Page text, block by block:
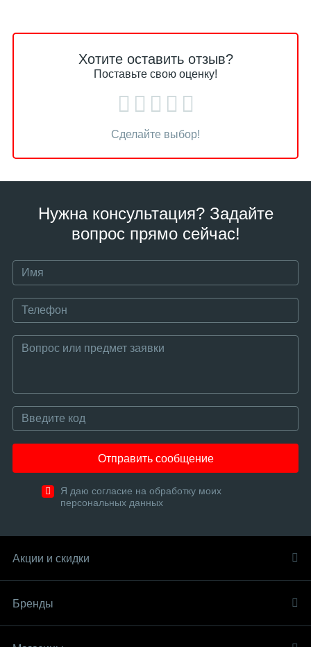
Хотите оставить отзыв?
Поставьте свою оценку!
Сделайте выбор!
Нужна консультация? Задайте
вопрос прямо сейчас!
Отправить сообщение
Я даю согласие на обработку моих
персональных данных
Акции и скидки
Бренды